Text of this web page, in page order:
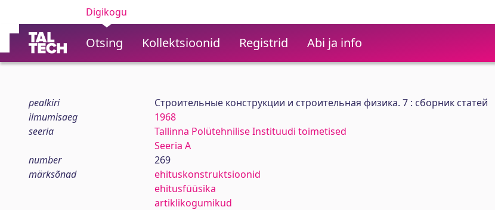
Digikogu
Otsing Kollektsioonid Registrid Abi ja info
pealkiri
Строительные конструкции и строительная физика. 7 : сборник статей
ilmumisaeg
1968
seeria
Tallinna Polütehnilise Instituudi toimetised
Seeria A
number
269
märksõnad
ehituskonstruktsioonid
ehitusfüüsika
artiklikogumikud